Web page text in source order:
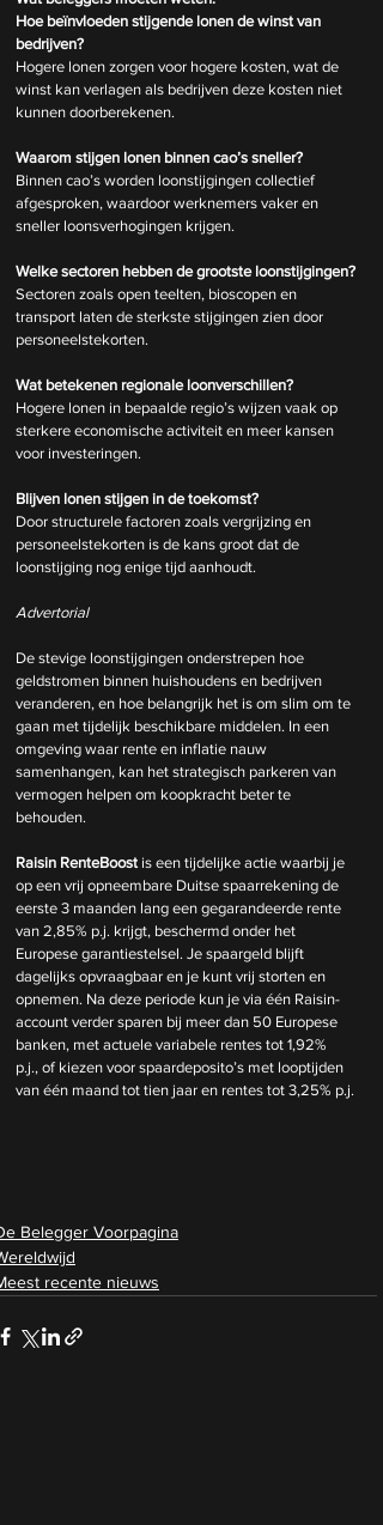
Hoe beïnvloeden stijgende lonen de winst van
bedrijven?
Hogere lonen zorgen voor hogere kosten, wat de
winst kan verlagen als bedrijven deze kosten niet
kunnen doorberekenen.
Waarom stijgen lonen binnen cao’s sneller?
Binnen cao’s worden loonstijgingen collectief
afgesproken, waardoor werknemers vaker en
sneller loonsverhogingen krijgen.
Welke sectoren hebben de grootste loonstijgingen?
Sectoren zoals open teelten, bioscopen en
transport laten de sterkste stijgingen zien door
personeelstekorten.
Wat betekenen regionale loonverschillen?
Hogere lonen in bepaalde regio’s wijzen vaak op
sterkere economische activiteit en meer kansen
voor investeringen.
Blijven lonen stijgen in de toekomst?
Door structurele factoren zoals vergrijzing en
personeelstekorten is de kans groot dat de
loonstijging nog enige tijd aanhoudt.
Advertorial
De stevige loonstijgingen onderstrepen hoe
geldstromen binnen huishoudens en bedrijven
veranderen, en hoe belangrijk het is om slim om te
gaan met tijdelijk beschikbare middelen. In een
omgeving waar rente en inflatie nauw
samenhangen, kan het strategisch parkeren van
vermogen helpen om koopkracht beter te
behouden.
Raisin RenteBoost is een tijdelijke actie waarbij je
op een vrij opneembare Duitse spaarrekening de
eerste 3 maanden lang een gegarandeerde rente
van 2,85% p.j. krijgt, beschermd onder het
Europese garantiestelsel. Je spaargeld blijft
dagelijks opvraagbaar en je kunt vrij storten en
opnemen. Na deze periode kun je via één Raisin-
account verder sparen bij meer dan 50 Europese
banken, met actuele variabele rentes tot 1,92%
p.j., of kiezen voor spaardeposito’s met looptijden
van één maand tot tien jaar en rentes tot 3,25% p.j.
Belegger Voorpagina
recente nieuws